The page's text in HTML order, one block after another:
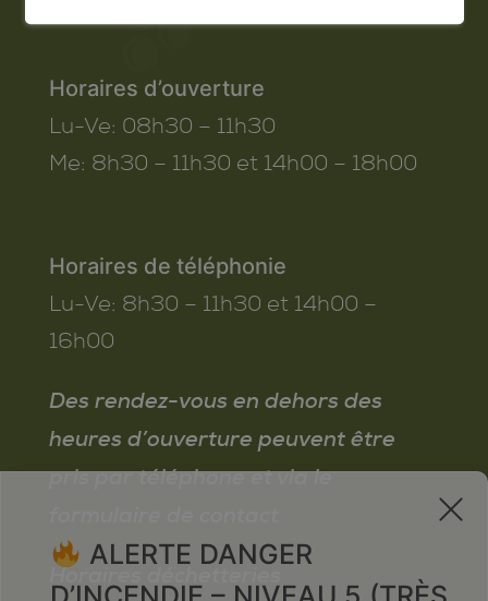
Horaires d’ouverture
Lu-Ve: 08h30 – 11h30
Me: 8h30 – 11h30 et 14h00 – 18h00
Horaires de téléphonie
Lu-Ve: 8h30 – 11h30 et 14h00 –
16h00
Des rendez-vous en dehors des
heures d’ouverture peuvent être
pris par téléphone et via le
Horaires déchetteries
x
ALERTE DANGER